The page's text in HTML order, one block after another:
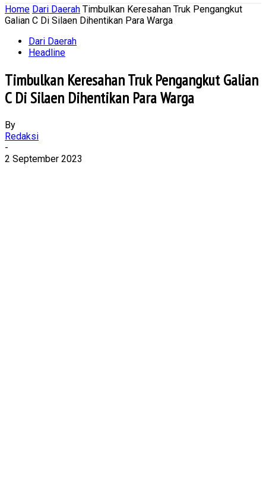
Home Dari Daerah Timbulkan Keresahan Truk Pengangkut
Galian C Di Silaen Dihentikan Para Warga
Dari Daerah
Headline
Timbulkan Keresahan Truk Pengangkut Galian
C Di Silaen Dihentikan Para Warga
By
Redaksi
-
2 September 2023